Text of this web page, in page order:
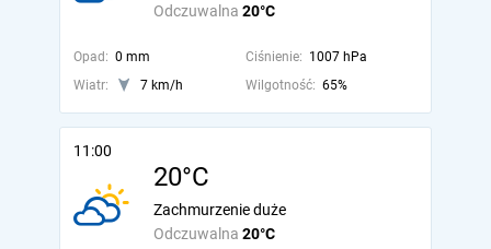
Odczuwalna 20°C
Opad: 0 mm Ciśnienie: 1007 hPa
Wiatr:
7 km/h Wilgotność: 65%
11:00
20°C
Odczuwalna 20°C
Zachmurzenie duże